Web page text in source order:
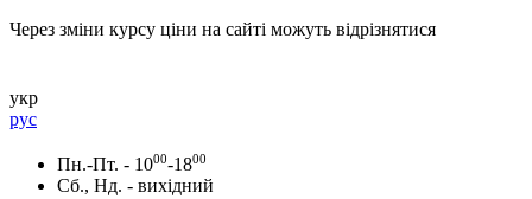
Через зміни курсу ціни на сайті можуть відрізнятися
укр
рус
Пн.-Пт. - 1000-1800
Сб., Нд. - вихідний